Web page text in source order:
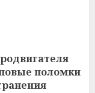
поломки